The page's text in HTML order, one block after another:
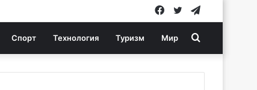
Twitter
Facebook
Спорт Технология Туризм Мир Search
for